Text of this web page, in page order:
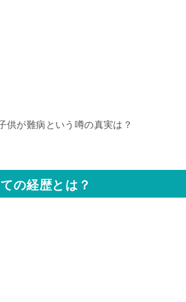
供が難病という噂の真実は？
の経歴とは？